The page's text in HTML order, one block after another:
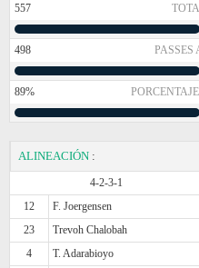
557
498 PASSES
89%
ALINEACIÓN :
4-2-3-1
12
F. Joergensen
23
Trevoh Chalobah
4
T. Adarabioyo